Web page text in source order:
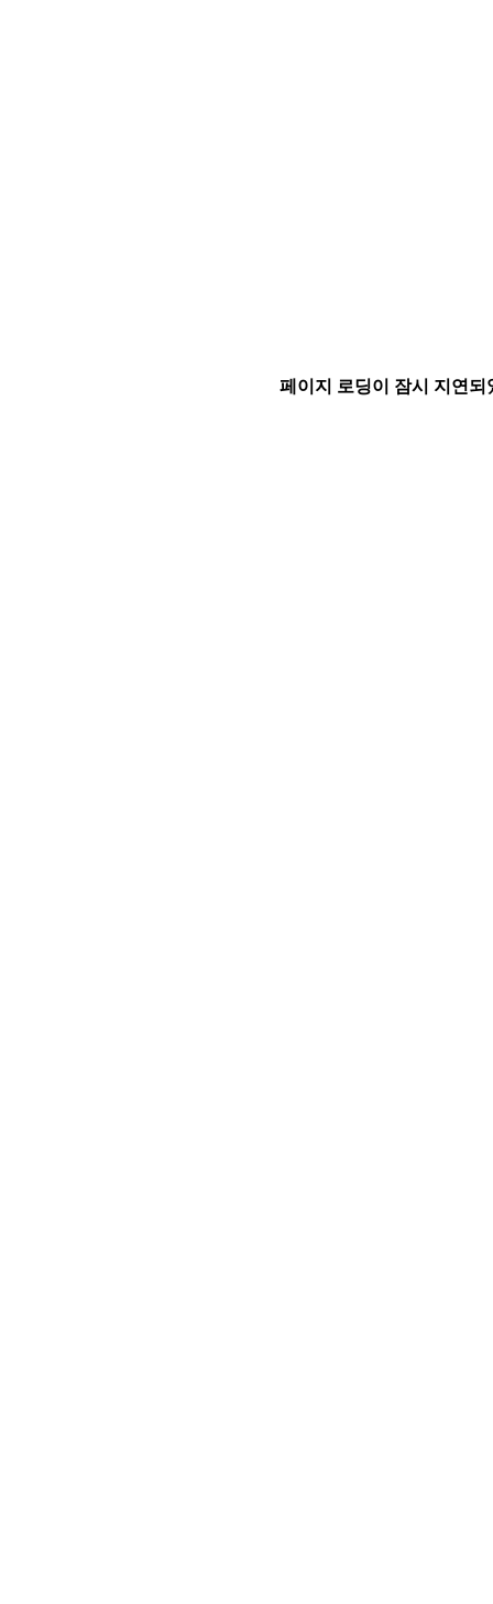
페이지 로딩이 잠시 지연